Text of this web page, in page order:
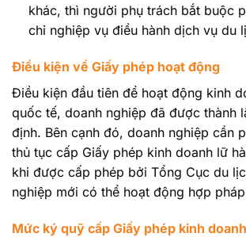
khác, thì người phụ trách bắt buộc
chỉ nghiệp vụ điều hành dịch vụ du
Điều kiện về Giấy phép hoạt động
Điều kiện đầu tiên để hoạt động kinh
quốc tế, doanh nghiệp đã được thành
định. Bên cạnh đó, doanh nghiệp cần
thủ tục cấp Giấy phép kinh doanh lữ
khi được cấp phép bởi Tổng Cục du
nghiệp mới có thể hoạt động hợp
Mức ký quỹ cấp Giấy phép kinh